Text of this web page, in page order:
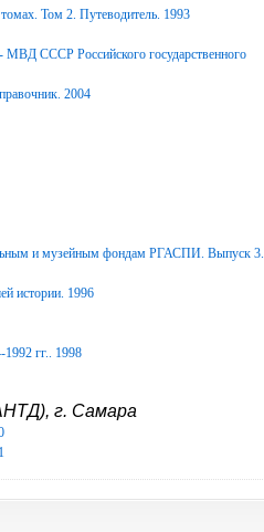
Том 2. Путеводитель. 1993
МВД СССР Российского государственного
2004
и музейным фондам РГАСПИ. Выпуск 3.
истории. 1996
гг.. 1998
г. Самара